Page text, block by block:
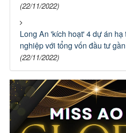
(22/11/2022)
Long An 'kích hoạt' 4 dự án hạ
nghiệp với tổng vốn đầu tư
(22/11/2022)